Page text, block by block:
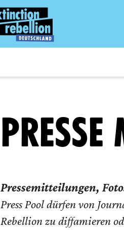
PRESSE
Pressemitteilungen,
Press Pool dürfen von
Rebellion zu diffamieren